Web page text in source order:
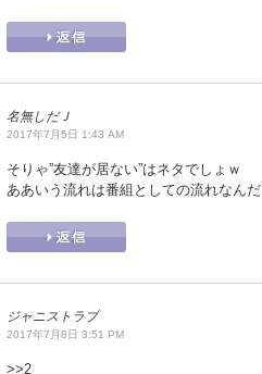
名無しだＪ
2017年7月5日 1:43 AM
そりゃ”友達が居ない”はネタでしょｗ
ああいう流れは番組としての流れなんだ
ジャニストラブ
2017年7月8日 3:51 PM
>>2